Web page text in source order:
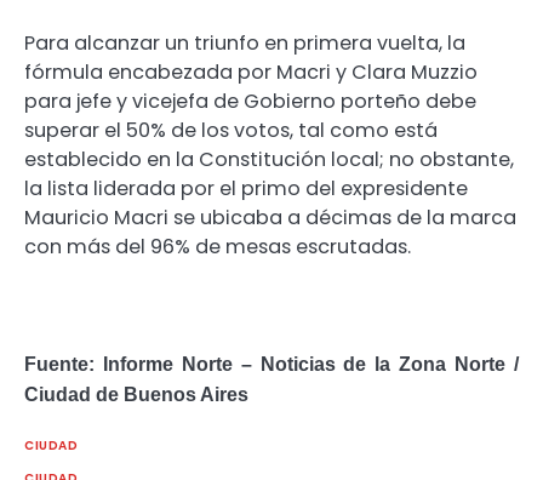
Para alcanzar un triunfo en primera vuelta, la
fórmula encabezada por Macri y Clara Muzzio
para jefe y vicejefa de Gobierno porteño debe
superar el 50% de los votos, tal como está
establecido en la Constitución local; no obstante,
la lista liderada por el primo del expresidente
Mauricio Macri se ubicaba a décimas de la marca
con más del 96% de mesas escrutadas.
Fuente: Informe Norte – Noticias de la Zona Norte /
Ciudad de Buenos Aires
CIUDAD